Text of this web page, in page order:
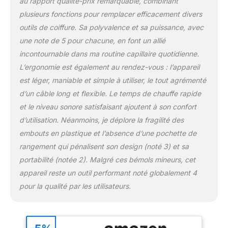
propose 3 niveaux de
température (50℃, 80℃,
105℃) et 3 vitesses d’air
pour adapter votre
coiffure selon vos
besoins; Choisissez une
chaleur douce pour les
cheveux fins, un réglage
équilibré pour un usage
quotidien ou une
puissance plus élevée
pour les cheveux épais;
Une utilisation simple
permet même aux
débutants de créer
facilement leur style
préféré Soins Capillaires
aux Ions Négatifs : Le
statique et les frisottis
plusieurs fonctions pour remplacer efficacement divers
outils de coiffure. Sa polyvalence et sa puissance, avec
une note de 5 pour chacune, en font un allié
incontournable dans ma routine capillaire quotidienne.
L’ergonomie est également au rendez-vous : l’appareil
est léger, maniable et simple à utiliser, le tout agrémenté
d’un câble long et flexible. Le temps de chauffe rapide
et le niveau sonore satisfaisant ajoutent à son confort
d’utilisation. Néanmoins, je déplore la fragilité des
embouts en plastique et l’absence d’une pochette de
rangement qui pénalisent son design (noté 3) et sa
portabilité (notée 2). Malgré ces bémols mineurs, cet
appareil reste un outil performant noté globalement 4
pour la qualité par les utilisateurs.